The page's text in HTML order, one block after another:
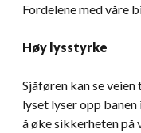
Fordelene med våre
Høy lysstyrke
Sjåføren kan se
lyset lyser opp
å øke sikkerheten